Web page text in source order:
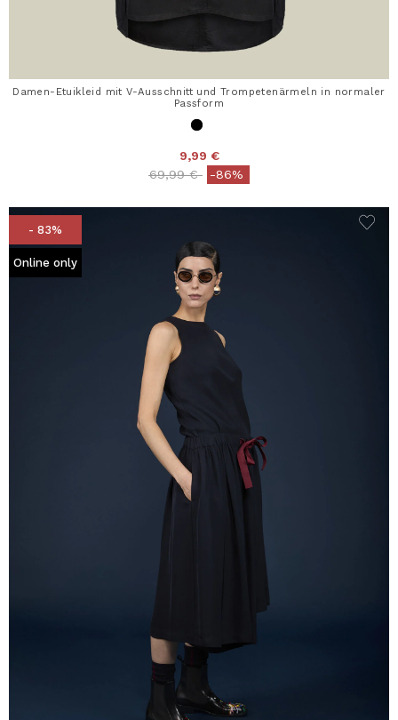
Damen-Etuikleid mit V-Ausschnitt und Trompetenärmeln in normaler
Passform
9,99 €
Price reduced from
69,99 €to-86%
- 83%
Online only